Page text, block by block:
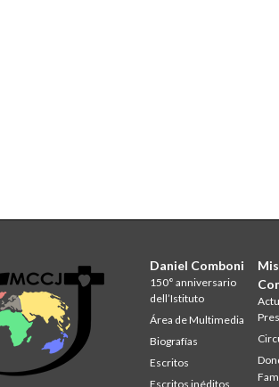
Daniel Comboni
150° anniversario
dell’Istituto
Área de Multimedia
Biografías
Escritos
Escritos inéditos